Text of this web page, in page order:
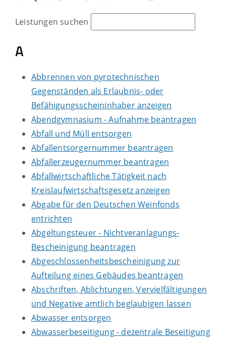
Leistungen suchen
A
Abbrennen von pyrotechnischen
Gegenständen als Erlaubnis- oder
Befähigungsscheininhaber anzeigen
Abendgymnasium - Aufnahme beantragen
Abfall und Müll entsorgen
Abfallentsorgernummer beantragen
Abfallerzeugernummer beantragen
Abfallwirtschaftliche Tätigkeit nach
Kreislaufwirtschaftsgesetz anzeigen
Abgabe für den Deutschen Weinfonds
entrichten
Abgeltungsteuer - Nichtveranlagungs-
Bescheinigung beantragen
Abgeschlossenheitsbescheinigung zur
Aufteilung eines Gebäudes beantragen
Abschriften, Ablichtungen, Vervielfältigungen
und Negative amtlich beglaubigen lassen
Abwasser entsorgen
Abwasserbeseitigung - dezentrale Beseitigung